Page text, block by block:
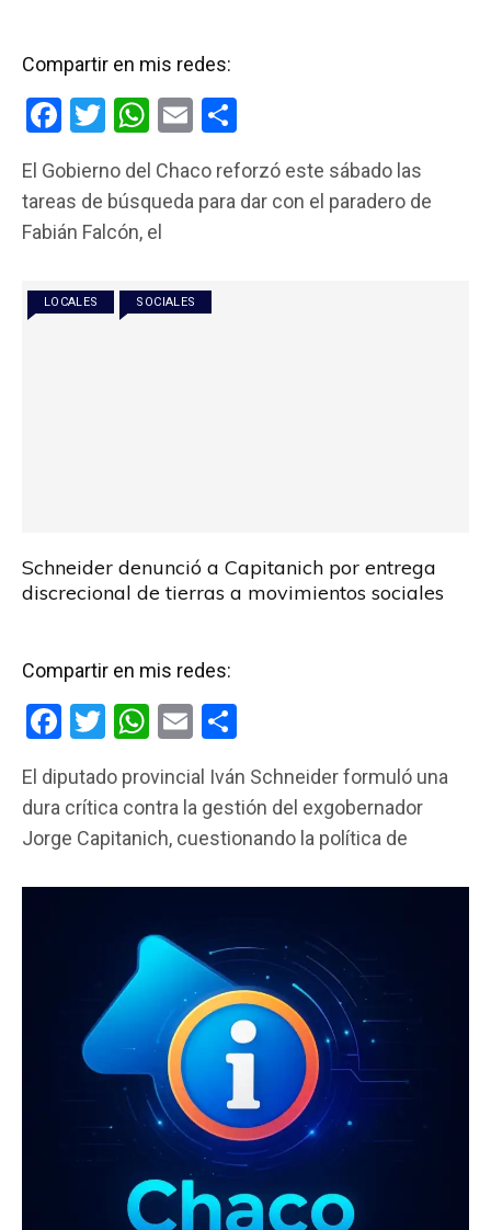
Compartir en mis redes:
F
ce
b
o
k
T
tt
er
W
at
s
p
p
E
ail m
p
El Gobierno del Chaco reforzó este sábado las
tareas de búsqueda para dar con el paradero de
Fabián Falcón, el
LOCALES SOCIALES
Schneider denunció a Capitanich por entrega
discrecional de tierras a movimientos sociales
Compartir en mis redes:
F
ce
b
o
T
tt
er
W
at
s
A
p
p
E
ail m
p
tir
El diputado provincial Iván Schneider formuló una
dura crítica contra la gestión del exgobernador
Jorge Capitanich, cuestionando la política de